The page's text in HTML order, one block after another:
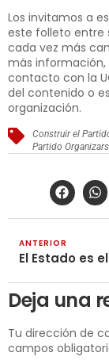
Los invitamos a
este folleto entre
cada vez más
más información,
contacto con la
del contenido o
organización.
Construir el
Partido
ANTERIOR
Deja una
Tu dirección de
campos